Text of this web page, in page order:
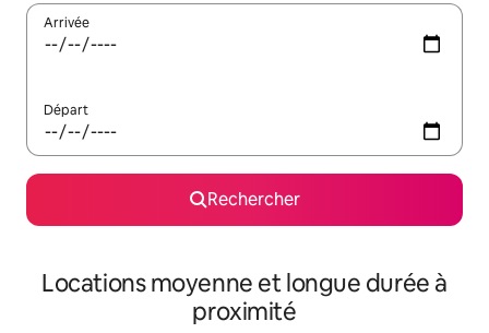
Arrivée
Départ
Rechercher
Locations moyenne et longue durée à
proximité